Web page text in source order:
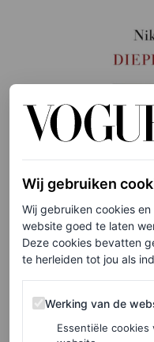
©UITGEVERIJ: DE
Wij gebruiken
Wij gebruiken cookies
website goed te laten
Deze cookies bevatten
te herleiden tot jou als
Werking van de website
Werking van de
Essentiële